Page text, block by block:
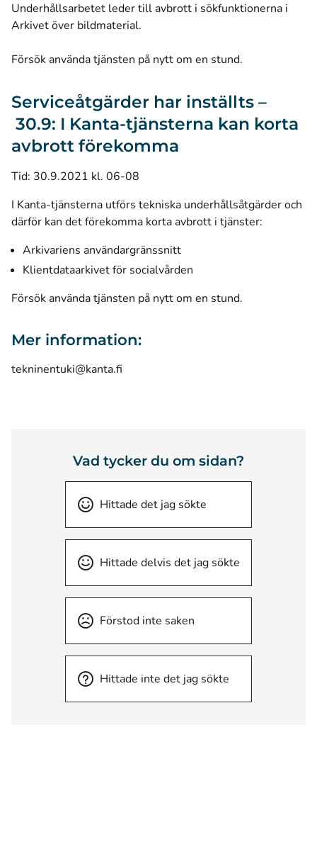
Underhållsarbetet leder till avbrott i sökfunktionerna i
Arkivet över bildmaterial.
Försök använda tjänsten på nytt om en stund.
Serviceåtgärder har inställts –
30.9: I Kanta-tjänsterna kan korta
avbrott förekomma
Tid: 30.9.2021 kl. 06-08
I Kanta-tjänsterna utförs tekniska underhållsåtgärder och
därför kan det förekomma korta avbrott i tjänster:
Arkivariens användargränssnitt
Klientdataarkivet för socialvården
Försök använda tjänsten på nytt om en stund.
Mer information:
tekninentuki@kanta.fi
Vad tycker du om sidan?
Hittade det jag sökte
Hittade delvis det jag sökte
Förstod inte saken
Hittade inte det jag sökte